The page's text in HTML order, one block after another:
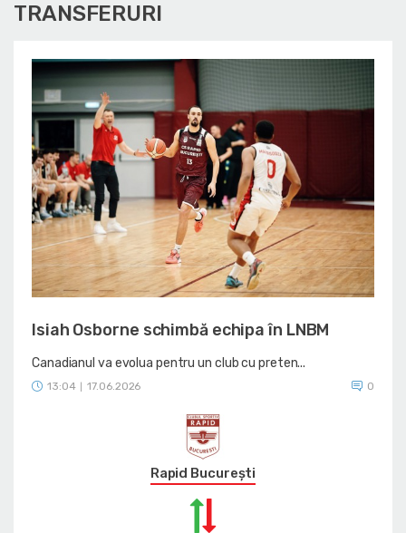
TRANSFERURI
Isiah Osborne schimbă echipa în LNBM
Canadianul va evolua pentru un club cu preten...
13:04 17.06.2026 0
Rapid București